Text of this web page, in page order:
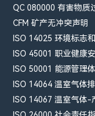
QC 080000 有害物质
CFM​ 矿产无冲突声明
ISO 14025 环境标志
ISO 45001 职业健康
ISO 50001 能源管理
ISO 14064 温室气体
ISO 14067 温室气体